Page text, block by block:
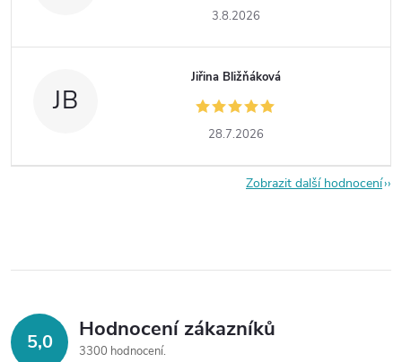
3.8.2026
JB
Jiřina Bližňáková
28.7.2026
Zobrazit další hodnocení
5,0 Hodnocení zákazníků
3300 hodnocení